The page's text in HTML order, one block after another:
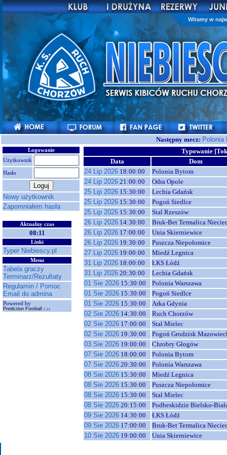
Witamy w
Następny mecz:
Logowanie
Użytkownik
Hasło
Nowy użytkownik
Zapomniałem hasła
Aktualny czas
08:11
Linki
Typer Niebiescy.pl
Menu
Tabela graczy
Terminarz/Rezultaty
Regulamin / Pomoc
Email do admina
Powered by
Prediction Football 1.11
Typowanie
Data
Dom
24 Lip 2026 18:00:00
Polonia Bytom
24 Lip 2026 21:00:00
Odra Opole
25 Lip 2026 15:30:00
Lechia Gdańsk
25 Lip 2026 15:30:00
Pogoń Siedlce
25 Lip 2026 15:30:00
Stal Rzeszów
26 Lip 2026 14:30:00
Bruk-Bet Termalica
26 Lip 2026 17:00:00
Unia Skierniewice
26 Lip 2026 19:30:00
Puszcza Niepołomice
27 Lip 2026 19:00:00
Miedź Legnica
31 Lip 2026 18:00:00
ŁKS Łódź
31 Lip 2026 20:30:00
Lechia Gdańsk
01 Sie 2026 15:30:00
Polonia Warszawa
01 Sie 2026 15:30:00
Pogoń Siedlce
01 Sie 2026 15:30:00
Arka Gdynia
02 Sie 2026 14:30:00
Ruch Chorzów
02 Sie 2026 17:00:00
Stal Mielec
02 Sie 2026 19:30:00
Pogoń Grodzisk
03 Sie 2026 19:00:00
Chrobry Głogów
07 Sie 2026 18:00:00
Polonia Bytom
07 Sie 2026 20:30:00
Polonia Warszawa
08 Sie 2026 15:30:00
Miedź Legnica
08 Sie 2026 15:30:00
Puszcza Niepołomice
08 Sie 2026 15:30:00
Stal Mielec
08 Sie 2026 20:15:00
Podbeskidzie Bielsko-
09 Sie 2026 14:30:00
ŁKS Łódź
09 Sie 2026 17:00:00
Bruk-Bet Termalica
10 Sie 2026 19:00:00 Unia Skierniewice